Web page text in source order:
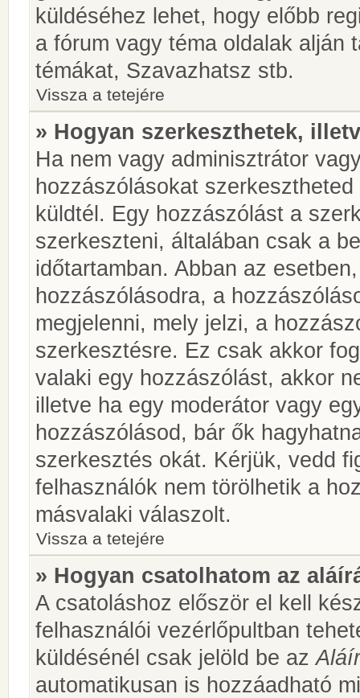
küldéséhez lehet, hogy előbb
a fórum vagy téma oldalak alján
témákat, Szavazhatsz stb.
Vissza a tetejére
» Hogyan szerkeszthetek,
Ha nem vagy adminisztrátor
hozzászólásokat
küldtél. Egy hozzászólást a
szerkeszteni, általában csak a
időtartamban. Abban az
hozzászólásodra, a
megjelenni, mely jelzi, a
szerkesztésre. Ez csak akkor
valaki egy hozzászólást, akkor
illetve ha egy moderátor vagy
hozzászólásod, bár ők
szerkesztés okát. Kérjük, vedd
felhasználók nem törölhetik a
másvalaki válaszolt.
Vissza a tetejére
» Hogyan csatolhatom az
A csatoláshoz először el kell
felhasználói vezérlőpultban
küldésénél csak jelöld be az
automatikusan is hozzáadható